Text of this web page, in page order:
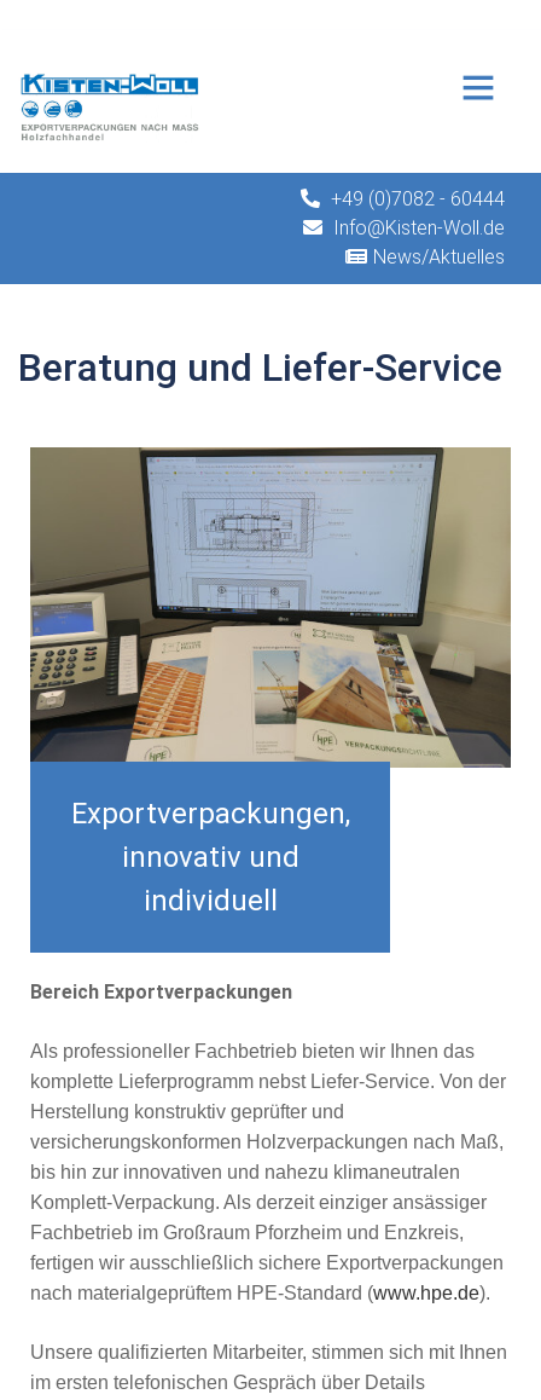
+49 (0)7082 - 60444
Info@Kisten-Woll.de
News/Aktuelles
Beratung und Liefer-Service
Liefer-Service
Bereich Exportverpackungen
Als professioneller Fachbetrieb bieten wir Ihnen das
komplette Lieferprogramm nebst Liefer-Service. Von der
Herstellung konstruktiv geprüfter und
versicherungskonformen Holzverpackungen nach Maß,
bis hin zur innovativen und nahezu klimaneutralen
Komplett-Verpackung. Als derzeit einziger ansässiger
Fachbetrieb im Großraum Pforzheim und Enzkreis,
fertigen wir ausschließlich sichere Exportverpackungen
nach materialgeprüftem HPE-Standard (www.hpe.de).
Unsere qualifizierten Mitarbeiter, stimmen sich mit Ihnen
im ersten telefonischen Gespräch über Details
Exportverpackungen,
innovativ und
individuell